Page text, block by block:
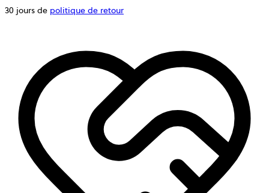
30 jours de politique de retour